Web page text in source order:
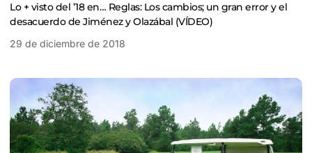
Lo + visto del ’18 en… Reglas: Los cambios; un gran error y el
desacuerdo de Jiménez y Olazábal (VÍDEO)
29 de diciembre de 2018